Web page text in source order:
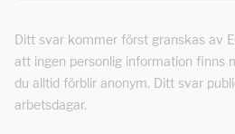
Ditt svar kommer först granskas av
att ingen personlig information finns
du alltid förblir anonym. Ditt svar
arbetsdagar.